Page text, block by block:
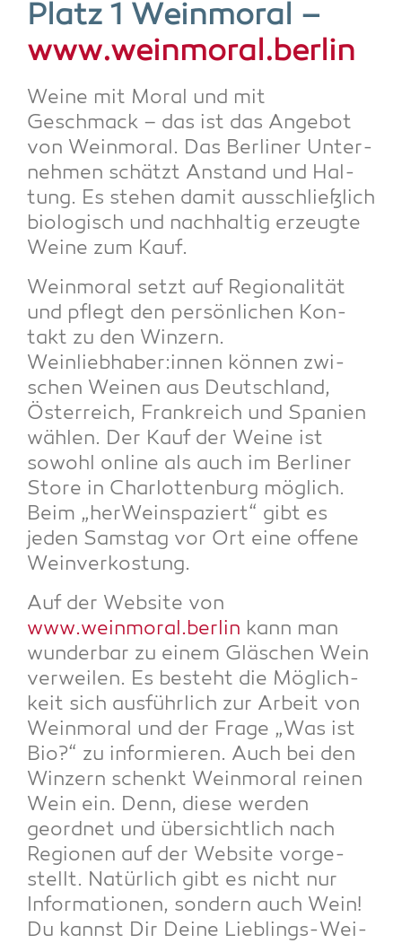
Platz 1 Wein­mo­ral –
www.weinmoral.berlin
Wei­ne mit Moral und mit
Geschmack – das ist das Ange­bot
von Wein­mo­ral. Das Ber­li­ner Unter­
neh­men schätzt Anstand und Hal­
tung. Es ste­hen damit aus­schließ­lich
bio­lo­gisch und nach­hal­tig erzeug­te
Wei­ne zum Kauf.
Wein­mo­ral setzt auf Regio­na­li­tät
und pflegt den per­sön­li­chen Kon­
takt zu den Win­zern.
Weinliebhaber:innen kön­nen zwi­
schen Wei­nen aus Deutsch­land,
Öster­reich, Frank­reich und Spa­ni­en
wäh­len. Der Kauf der Wei­ne ist
sowohl online als auch im Ber­li­ner
Store in Char­lot­ten­burg mög­lich.
Beim „her­Wein­spa­ziert“ gibt es
jeden Sams­tag vor Ort eine offe­ne
Weinverkostung.
Auf der Web­site von
www.weinmoral.berlin kann man
wun­der­bar zu einem Gläs­chen Wein
ver­wei­len. Es besteht die Mög­lich­
keit sich aus­führ­lich zur Arbeit von
Wein­mo­ral und der Fra­ge „Was ist
Bio?“ zu infor­mie­ren. Auch bei den
Win­zern schenkt Wein­mo­ral rei­nen
Wein ein. Denn, die­se wer­den
geord­net und über­sicht­lich nach
Regio­nen auf der Web­site vor­ge­
stellt. Natür­lich gibt es nicht nur
Infor­ma­tio­nen, son­dern auch Wein!
Du kannst Dir Dei­ne Lieb­lings-Wei­